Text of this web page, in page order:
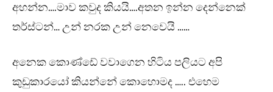
අහන්න….මාව කවුද කියයි….අතන ඉන්න දෙන්නෙක්
තර්ස්ටන්… උන් නරක උන් නෙවෙයි ……
අනෙක කොණ්ඩේ වවාගෙන හිටිය පලියට අපි
කුඩුකාරයෝ කියන්නේ කොහොමද ….. එහෙම